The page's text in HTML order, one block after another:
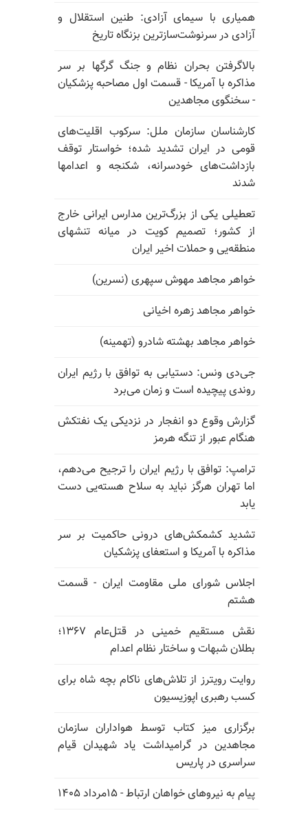
همیاری با سیمای آزادی: طنین استقلال و
آزادی در سرنوشت‌سازترین بزنگاه تاریخ
بالا‌گرفتن بحران نظام و جنگ گرگها بر سر
مذاکره با آمریکا - قسمت اول مصاحبه پزشکیان
- سخنگوی مجاهدین
کارشناسان سازمان ملل: سرکوب اقلیت‌های
قومی در ایران تشدید شده؛ خواستار توقف
بازداشت‌های خودسرانه، شکنجه و اعدامها
شدند
تعطیلی یکی از بزرگ‌ترین مدارس ایرانی خارج
از کشور؛ تصمیم کویت در میانه تنشهای
منطقه‌یی و حملات اخیر ایران
خواهر مجاهد مهوش سپهری (نسرین)
خواهر مجاهد زهره اخیانی
خواهر مجاهد بهشته شادرو (تهمینه)
جی‌دی ونس: دستیابی به توافق با رژیم ایران
روندی پیچیده است و زمان می‌برد
گزارش وقوع دو انفجار در نزدیکی یک نفتکش
هنگام عبور از تنگه هرمز
ترامپ: توافق با رژیم ایران را ترجیح می‌دهم،
اما تهران هرگز نباید به سلاح هسته‌یی دست
یابد
تشدید کشمکش‌های درونی حاکمیت بر سر
مذاکره با آمریکا و استعفای پزشکیان
اجلاس شورای ملی مقاومت ایران - قسمت
هشتم
نقش مستقیم خمینی در قتل‌عام ۱۳۶۷؛
بطلان شبهات و ساختار نظام اعدام
روایت رویترز از تلاش‌های ناکام بچه شاه برای
کسب رهبری اپوزیسیون
برگزاری میز کتاب توسط هواداران سازمان
مجاهدین در گرامیداشت یاد شهیدان قیام
سراسری در پاریس
پیام به نیروهای خواهان ارتباط - ۱۵مرداد ۱۴۰۵